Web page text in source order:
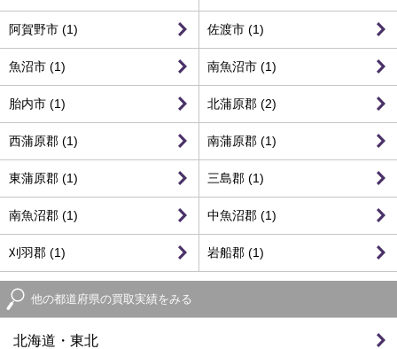
阿賀野市 (1) 佐渡市 (1)
魚沼市 (1) 南魚沼市 (1)
胎内市 (1) 北蒲原郡 (2)
西蒲原郡 (1) 南蒲原郡 (1)
東蒲原郡 (1) 三島郡 (1)
南魚沼郡 (1) 中魚沼郡 (1)
刈羽郡 (1) 岩船郡 (1)
他の都道府県の買取実績をみる
北海道・東北